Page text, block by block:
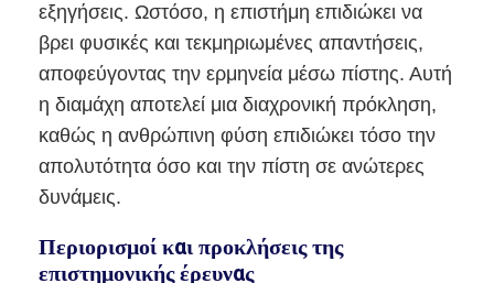
εξηγήσεις. Ωστόσο, η επιστήμη επιδιώκει να
βρει φυσικές και τεκμηριωμένες απαντήσεις,
αποφεύγοντας την ερμηνεία μέσω πίστης. Αυτή
η διαμάχη αποτελεί μια διαχρονική πρόκληση,
καθώς η ανθρώπινη φύση επιδιώκει τόσο την
απολυτότητα όσο και την πίστη σε ανώτερες
δυνάμεις.
Περιορισμοί και προκλήσεις της
επιστημονικής έρευνας